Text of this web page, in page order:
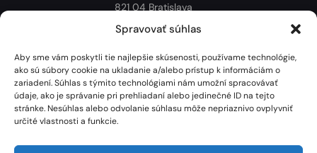
Spravovať súhlas
Aby sme vám poskytli tie najlepšie skúsenosti, používame technológie,
ako sú súbory cookie na ukladanie a/alebo prístup k informáciám o
zariadení. Súhlas s týmito technológiami nám umožní spracovávať
údaje, ako je správanie pri prehliadaní alebo jedinečné ID na tejto
stránke. Nesúhlas alebo odvolanie súhlasu môže nepriaznivo ovplyvniť
určité vlastnosti a funkcie.
821 04 Bratislava
Slovenská republika
Politika používania cookies
Mapa